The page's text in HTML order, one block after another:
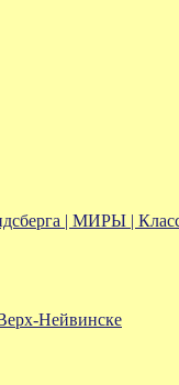
| МИРЫ |
Нейвинске